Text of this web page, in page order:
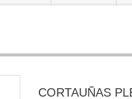
CORTAUÑAS